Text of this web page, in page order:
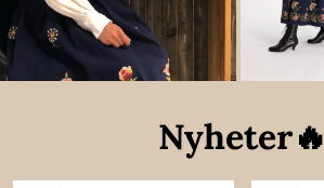
Nyheter🔥